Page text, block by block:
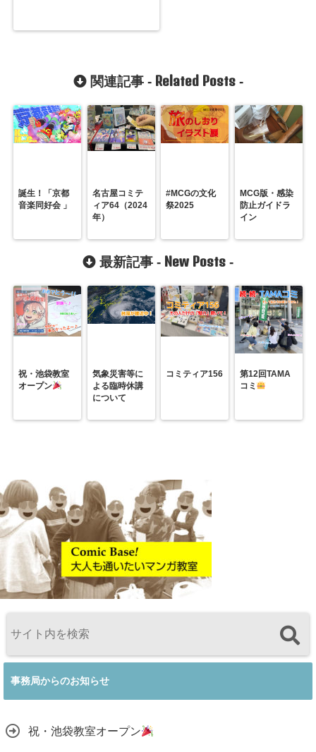
関連記事 - Related Posts-
誕生！「京都
音楽同好会 」
名古屋コミテ
ィア64（2024
年）
#MCGの文化
祭2025
MCG版・感染
防止ガイドラ
イン
最新記事 - New Posts -
祝・池袋教室
オープン
気象災害等に
よる臨時休講
について
コミティア156
第12回TAMA
コミ
事務局からのお知らせ
祝・池袋教室オープン